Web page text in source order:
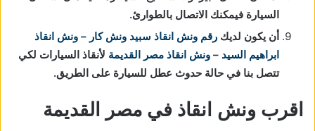
السيارة فيمكنك الاتصال بالطوارئ.
أن يكون لديك رقم ونش انقاذ سبيد ونش كار – ونش انقاذ
ابراهيم السيد – ونش انقاذ مصر القديمة لأنقاذ السيارات لكي
تتصل بنا في حالة حدوث عطل للسيارة على الطريق.
اقرب ونش انقاذ في مصر القديمة